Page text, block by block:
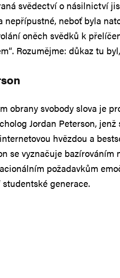
svědectví o násilnictví
nepřípustné, neboť byla
oněch svědků k
Rozumějme: důkaz tu
obrany svobody slova je
Jordan Peterson, jenž
hvězdou a
se vyznačuje bazírováním
požadavkům
studentské generace.